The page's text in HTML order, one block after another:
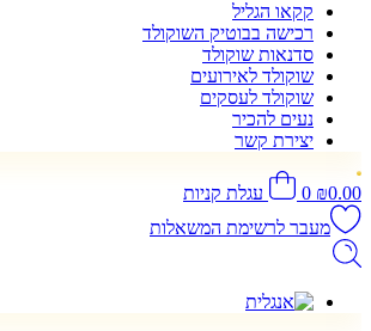
קקאו הגליל
רכישה בבוטיק השוקולד
סדנאות שוקולד
שוקולד לאירועים
שוקולד לעסקים
נעים להכיר
יצירת קשר
₪0.00
0
עגלת קניות
מעבר לרשימת המשאלות